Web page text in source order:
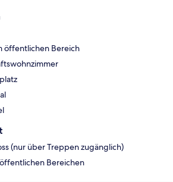
öffentlichen Bereich
(nur über Treppen zugänglich)
Bereichen